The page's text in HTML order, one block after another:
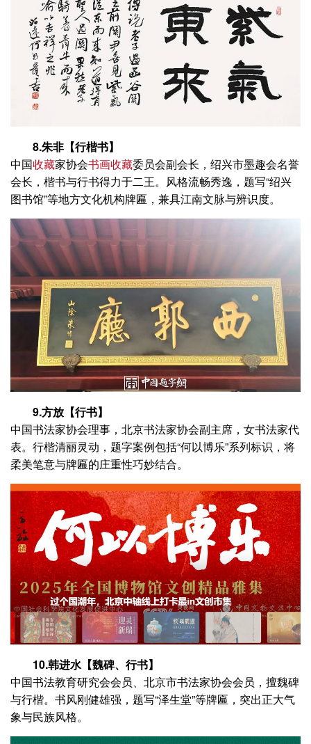
8.朱非【行楷书】
中国收藏家协会书画收藏委员会副会长，绍兴市墨趣会名誉
会长，楷书与行书得力于二王。风格流畅秀逸，题写“绍兴
图书馆”等地方文化机构牌匾，兼具江南文脉与辨识度。
9.方放【行书】
中国书法家协会理事，北京书法家协会副主席，女书法家代
表。行楷清丽灵动，题字案例包括“何以博乐”系列标识，将
柔美笔意与牌匾的庄重性巧妙结合。
10.韩进水【魏碑、行书】
中国书法教育研究会会员、北京市书法家协会会员，擅魏碑
与行楷。书风刚健雄强，题写“泽生堂”等牌匾，突出正大气
象与民族风格。